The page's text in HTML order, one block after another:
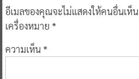
อีเมลของคุณจะไม่แสดงให้คนอื่นเห็น
เครื่องหมาย *
ความเห็น*